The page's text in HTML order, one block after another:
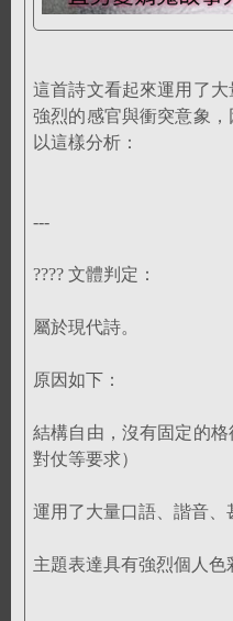
這首詩文看起來運用了
強烈的感官與衝突意象
以這樣分析：
---
???? 文體判定：
屬於現代詩。
原因如下：
結構自由，沒有固定的格
對仗等要求）
運用了大量口語、諧音
主題表達具有強烈個人色